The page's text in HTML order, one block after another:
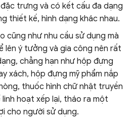
trưng và có kết cấu đa dạng
thiết kế, hình dạng khác nhau.
cũng như nhu cầu sử dụng mà
lên ý tưởng và gia công nên rất
chẳng hạn như hộp đựng
xách, hộp đựng mỹ phẩm nắp
thuốc hình chữ nhật truyền
hoạt xếp lại, tháo ra một
cho người sử dụng.